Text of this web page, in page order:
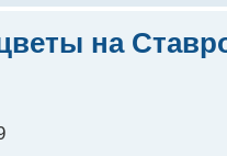
на